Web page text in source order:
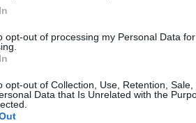
opt-out of processing my Personal Data
opt-out of Collection, Use, Retention,
Data that Is Unrelated with the
que 25.000 corresponden al
deportivas y
económico aproximado de
con nosotros en